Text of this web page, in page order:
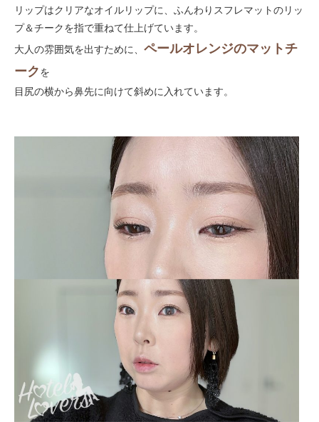
リップはクリアなオイルリップに、ふんわりスフレマットのリッ
プ＆チークを指で重ねて仕上げています。
大人の雰囲気を出すために、 ペールオレンジのマットチ
ークを
目尻の横から鼻先に向けて斜めに入れています。